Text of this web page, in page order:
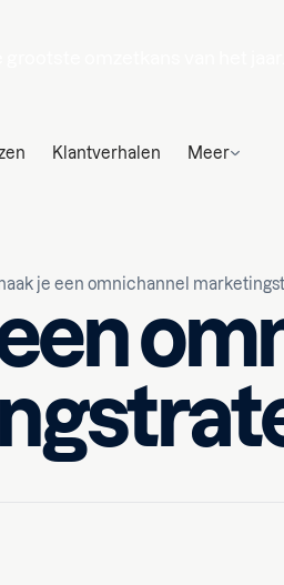
Klantverhalen Meer
je een omnichannel
Geschreven door
Melike